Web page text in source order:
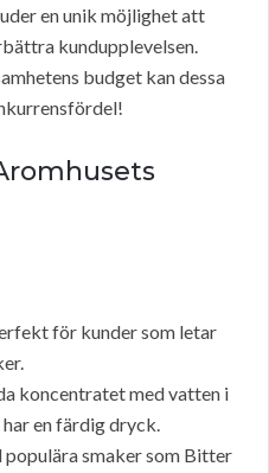
en unik möjlighet att
kundupplevelsen.
budget kan dessa
för kunder som letar
koncentratet med vatten i
en färdig dryck.
populära smaker som Bitter